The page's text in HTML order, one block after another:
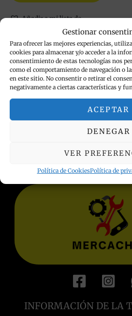
Gestionar
Para ofrecer las mejores experiencias,
cookies para almacenar y/o acceder a la
consentimiento de estas tecnologías nos
como el comportamiento de navegación o
en este sitio. No consentir o retirar el
negativamente a ciertas características y
ACEPTAR
DENEGAR
VER
Política de CookiesPolítica de
Añadir a mi lista de
INFORMACIÓN LEGAL
Términos y condiciones
Política de Cookies
INFORMACIÓN DE LA